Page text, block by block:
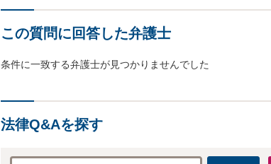
この質問に回答した弁護士
条件に一致する弁護士が見つかりませんでした
法律Q&Aを探す